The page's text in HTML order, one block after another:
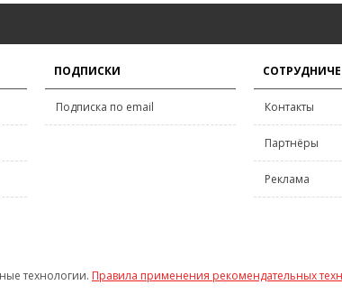
ПОДПИСКИ
Подписка по email Контакты
Партнёры
Реклама
технологии. Правила применения рекомендательных